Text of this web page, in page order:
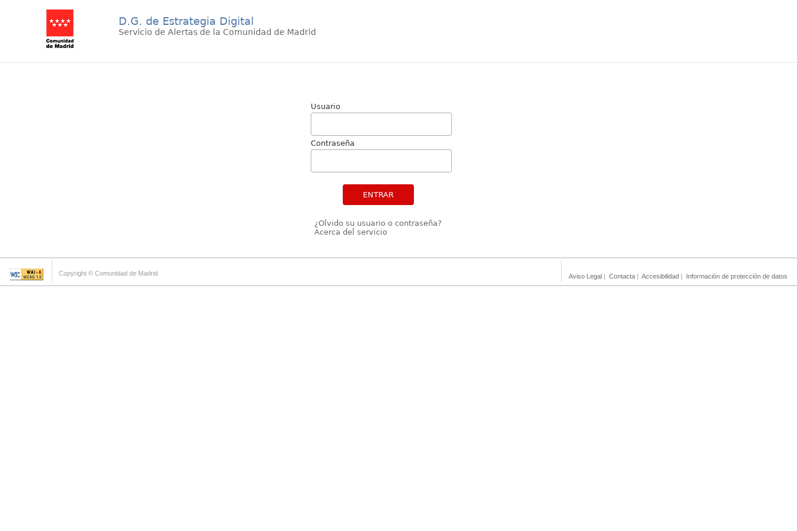
D.G. de Estrategia Digital
Servicio de Alertas de la Comunidad de Madrid
Usuario
Contraseña
ENTRAR
¿Olvido su usuario o contraseña?
Acerca del servicio
Copyright © Comunidad de Madrid. Aviso Legal | Contacta | Accesibilidad | Información de protección de datos